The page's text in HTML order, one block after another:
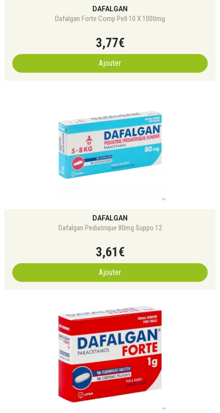
DAFALGAN
Dafalgan Forte Comp Pell 10 X 1000mg
3,77€
Ajouter
DAFALGAN
Dafalgan Pediatrique 80mg Suppo 12
3,61€
Ajouter